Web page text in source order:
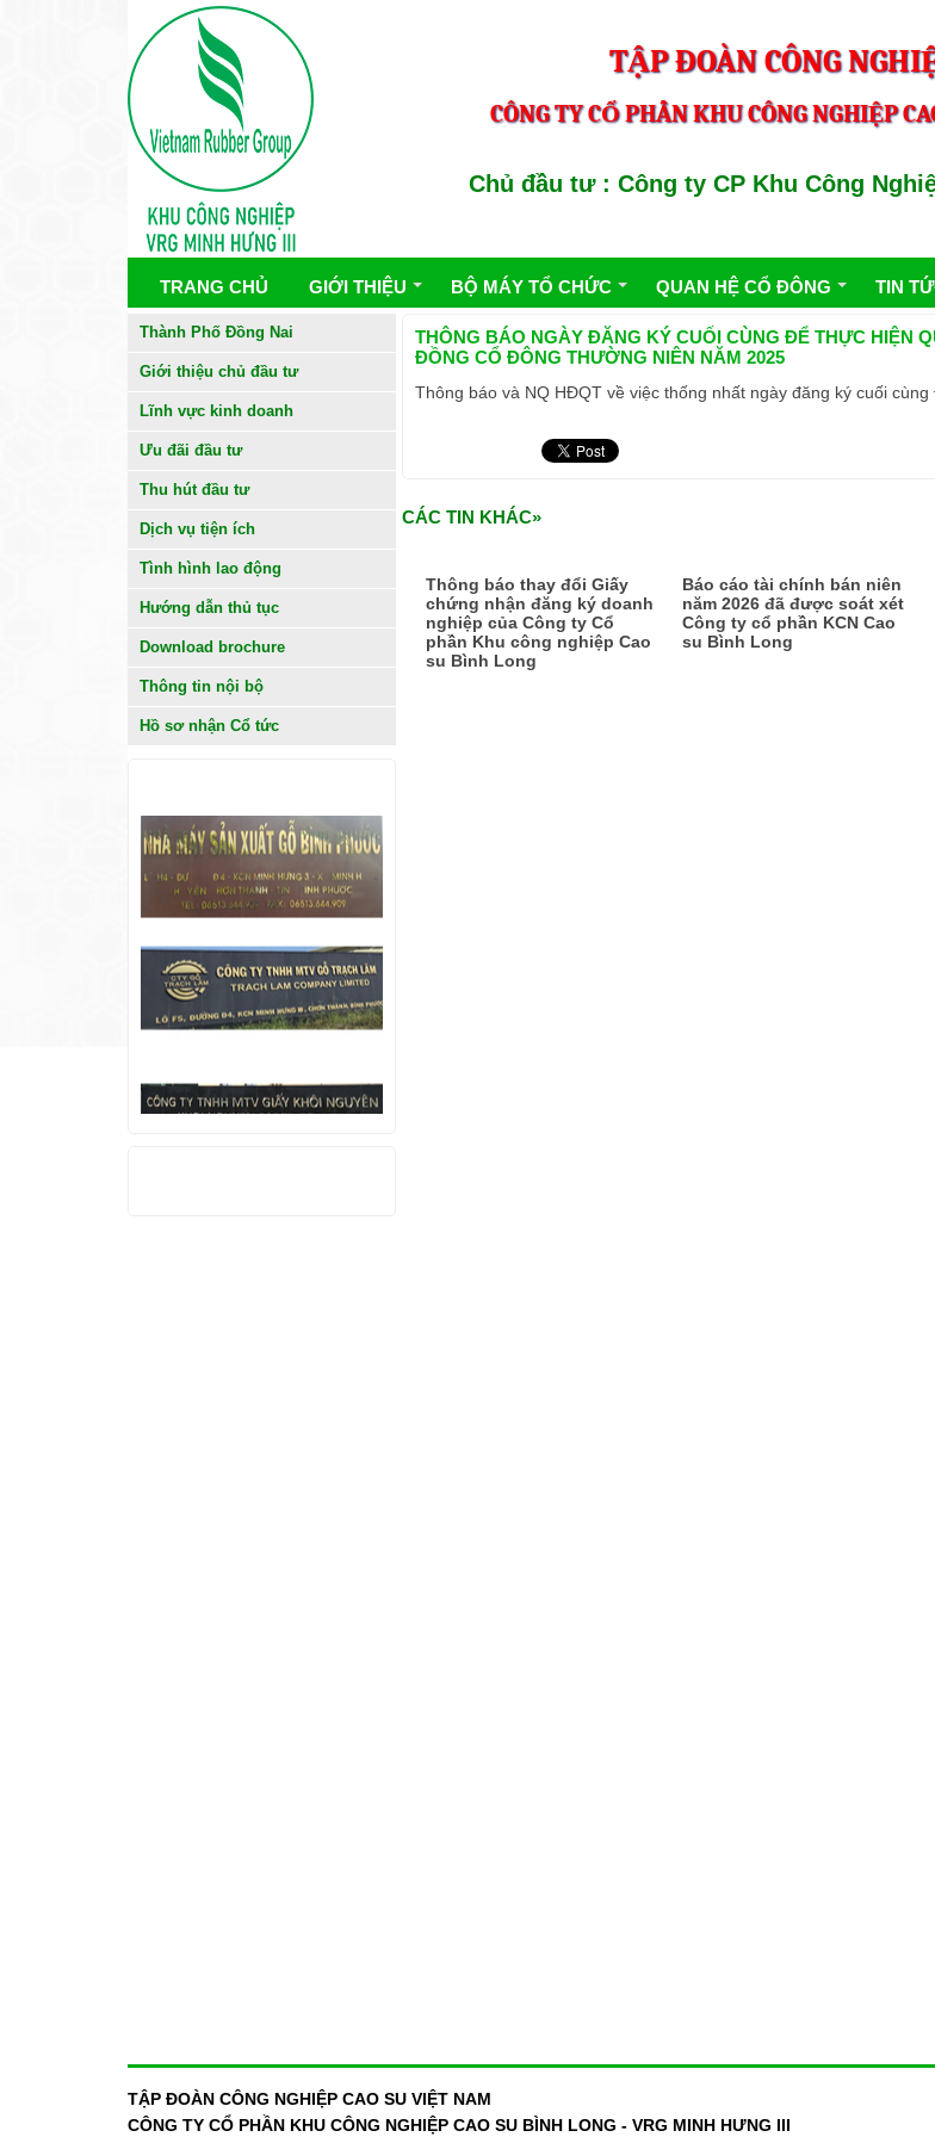
TẬP ĐOÀN CÔNG
CÔNG TY CỔ PHẦN KHU CÔNG NGHIỆP
Chủ đầu tư : Công ty CP Khu Công Nghiệp
TRANG CHỦ GIỚI THIỆU BỘ MÁY TỔ CHỨC QUAN HỆ CỔ ĐÔNG TIN
THÔNG BÁO NGÀY ĐĂNG KÝ CUỐI CÙNG ĐỂ THỰC HIỆN
ĐỒNG CỔ ĐÔNG THƯỜNG NIÊN NĂM 2025
Thông báo và NQ HĐQT về việc thống nhất ngày đăng ký cuối
CÁC TIN KHÁC»
Thông báo thay đổi Giấy
chứng nhận đăng ký doanh
nghiệp của Công ty Cổ
phần Khu công nghiệp Cao
su Bình Long
Báo cáo tài chính bán niên
năm 2026 đã được soát xét
Công ty cổ phần KCN Cao
su Bình Long
Thành Phố Đồng Nai
Giới thiệu chủ đầu tư
Lĩnh vực kinh doanh
Ưu đãi đầu tư
Thu hút đầu tư
Dịch vụ tiện ích
Tình hình lao động
Hướng dẫn thủ tục
Download brochure
Thông tin nội bộ
Hồ sơ nhận Cổ tức
TẬP ĐOÀN CÔNG NGHIỆP CAO SU VIỆT NAM
CÔNG TY CỔ PHẦN KHU CÔNG NGHIỆP CAO SU BÌNH LONG - VRG MINH HƯNG III